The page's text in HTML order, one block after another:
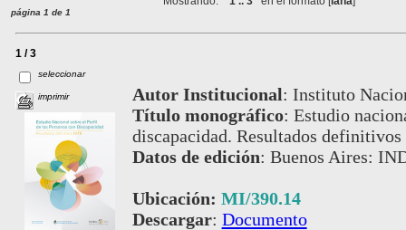
página 1 de 1
1 / 3
seleccionar
imprimir Autor Institucional: Instituto
Título monográfico: Estudio
discapacidad. Resultados definitivos
Datos de edición: Buenos Aires:
Ubicación: MI/390.14
Descargar: Documento